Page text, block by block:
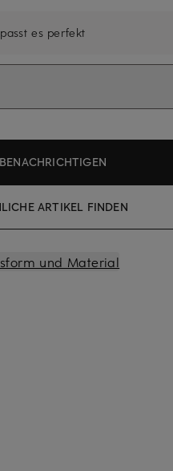
es perfekt
BENACHRICHTIGEN
ARTIKEL FINDEN
und Material